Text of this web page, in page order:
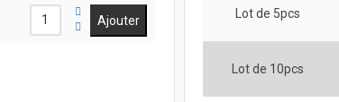
Lot de 5pcs
Lot de 10pcs